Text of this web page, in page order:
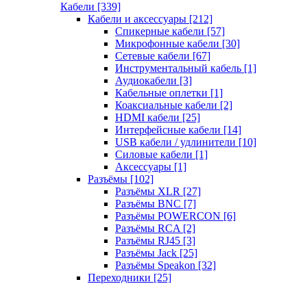
Кабели [339]
Кабели и аксессуары [212]
Спикерные кабели [57]
Микрофонные кабели [30]
Сетевые кабели [67]
Инструментальный кабель [1]
Аудиокабели [3]
Кабельные оплетки [1]
Коаксиальные кабели [2]
HDMI кабели [25]
Интерфейсные кабели [14]
USB кабели / удлинители [10]
Силовые кабели [1]
Аксессуары [1]
Разъёмы [102]
Разъёмы XLR [27]
Разъёмы BNC [7]
Разъёмы POWERCON [6]
Разъёмы RCA [2]
Разъёмы RJ45 [3]
Разъёмы Jack [25]
Разъёмы Speakon [32]
Переходники [25]